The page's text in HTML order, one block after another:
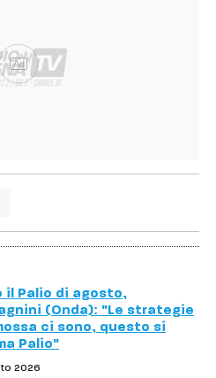
Ad
il Palio di agosto,
(Onda): "Le strategie
ci sono, questo si
Palio"
2026